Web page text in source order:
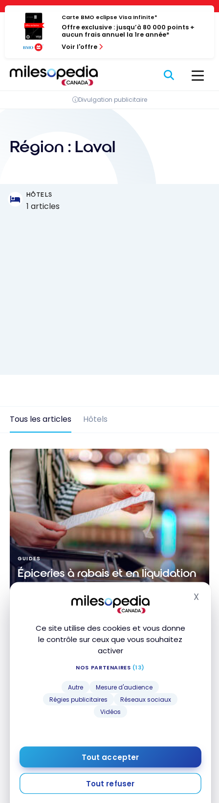
Panneau de gestion des cookies
Ce site utilise des cookies et vous donne
le contrôle sur ceux que vous souhaitez
activer
NOS PARTENAIRES (13)
Autre
Mesure d'audience
Régies publicitaires
Réseaux sociaux
Vidéos
Tout accepter
Tout refuser
X
Passer
contenu
Carte BMO eclipse Visa Infinite*
Offre exclusive : jusqu’à 80 000 points +
aucun frais annuel la 1re année*
Voir l'offre
Divulgation publicitaire
Région : Laval
HÔTELS
1 articles
Tous les articles Hôtels
Canada
GUIDES
Épiceries à rabais et en liquidation
Épiceries à rabais et en liquidation au Canada